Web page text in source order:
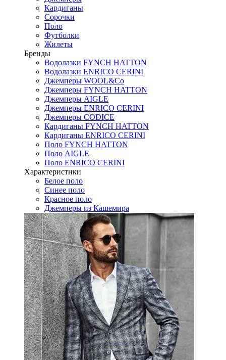
Кардиганы
Сорочки
Поло
Футболки
Жилеты
Бренды
Водолазки FYNCH HATTON
Водолазки ENRICO CERINI
Джемперы WOOL&Co
Джемперы FYNCH HATTON
Джемперы AIGLE
Джемперы ENRICO CERINI
Джемперы CODICE
Кардиганы FYNCH HATTON
Кардиганы ENRICO CERINI
Поло FYNCH HATTON
Поло AIGLE
Поло ENRICO CERINI
Характеристики
Белое поло
Синее поло
Красное поло
Джемперы из Кашемира